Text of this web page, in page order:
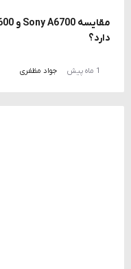
دارد؟
1 ماه پیش جواد مظفری